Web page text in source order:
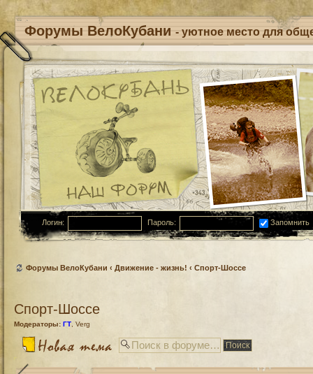
Форумы ВелоКубани - уютное место для
Логин: Пароль: Запомнить
Форумы ВелоКубани ‹ Движение - жизнь! ‹ Спорт-Шоссе
Спорт-Шоссе
Модераторы: ГТ Verg